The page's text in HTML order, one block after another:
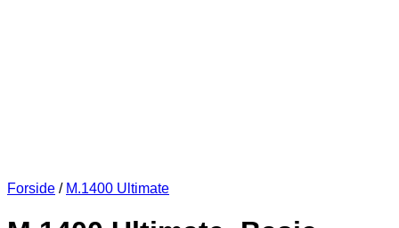
Forside / M.1400 Ultimate